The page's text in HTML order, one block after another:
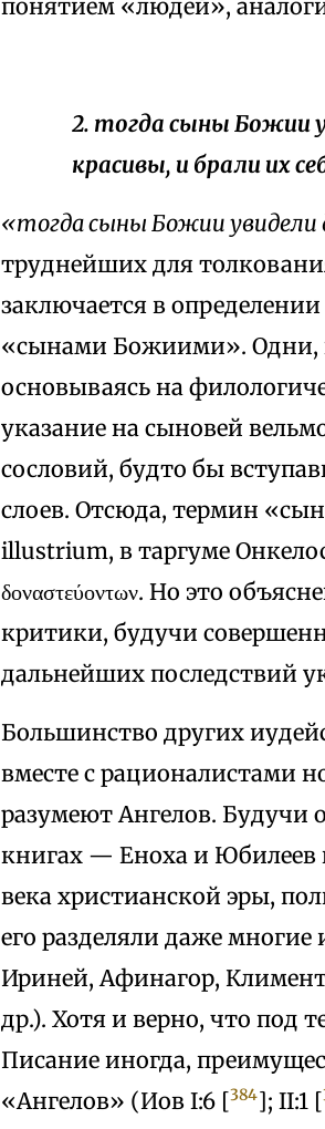
понятием «людей»,
2. тогда сыны Божии
красивы, и брали их
«тогда сыны Божии увидели
труднейших для
заключается в
«сынами Божиими». Одни,
основываясь на
указание на сыновей
сословий, будто бы
слоев. Отсюда, термин
illustrium, в таргуме
δοναστεύοντων. Но это
критики, будучи
дальнейших последствий
Большинство других
вместе с рационалистами
разумеют Ангелов. Будучи
книгах — Еноха и Юбилеев
века христианской эры,
его разделяли даже
Ириней, Афинагор,
др.). Хотя и верно, что
Писание иногда,
«Ангелов» (Иов I:6 [384]; II:1 [